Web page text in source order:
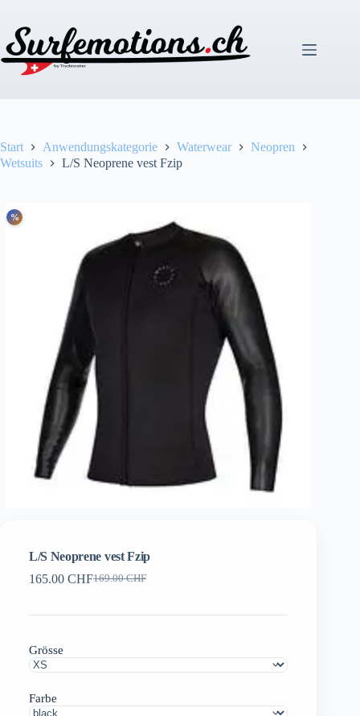
springen
Start Anwendungskategorie Waterwear
Neopren
Wetsuits
L/S Neoprene vest Fzip
L/S Neoprene vest Fzip
169.00CHF
Ursprünglicher
war:
165.00 CHFAktueller
ist:
Grösse
Farbe